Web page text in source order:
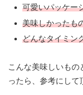
可愛いパッケー
美味しかったも
どんなタイミン
こんな美味しいもの
ったら、参考にして